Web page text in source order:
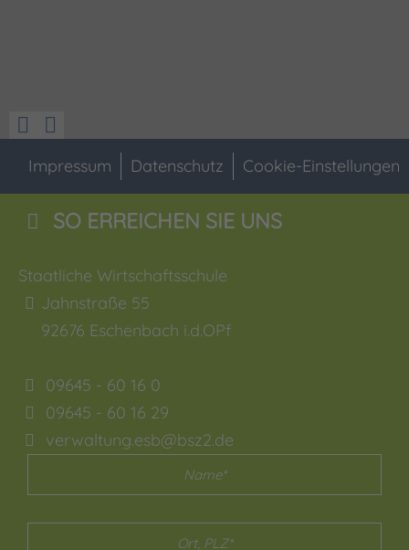
Impressum Datenschutz Cookie-Einstellungen
SO ERREICHEN SIE UNS
Staatliche Wirtschaftsschule
Jahnstraße 55
92676 Eschenbach i.d.OPf
09645 - 60 16 0
09645 - 60 16 29
verwaltung.esb@bsz2.de